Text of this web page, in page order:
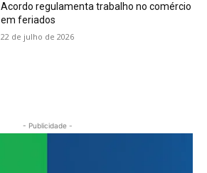
Acordo regulamenta trabalho no comércio
em feriados
22 de julho de 2026
- Publicidade -